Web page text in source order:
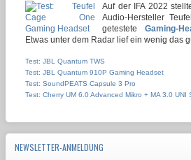
Auf der IFA 2022
Audio-Hersteller
getestete Gaming-
Etwas unter dem Radar lief ein wenig das
Test: JBL Quantum TWS
Test: JBL Quantum 910P Gaming Headset
Test: SoundPEATS Capsule 3 Pro
Test: Cherry UM 6.0 Advanced Mikro + MA 3.0 UNI
NEWSLETTER-ANMELDUNG